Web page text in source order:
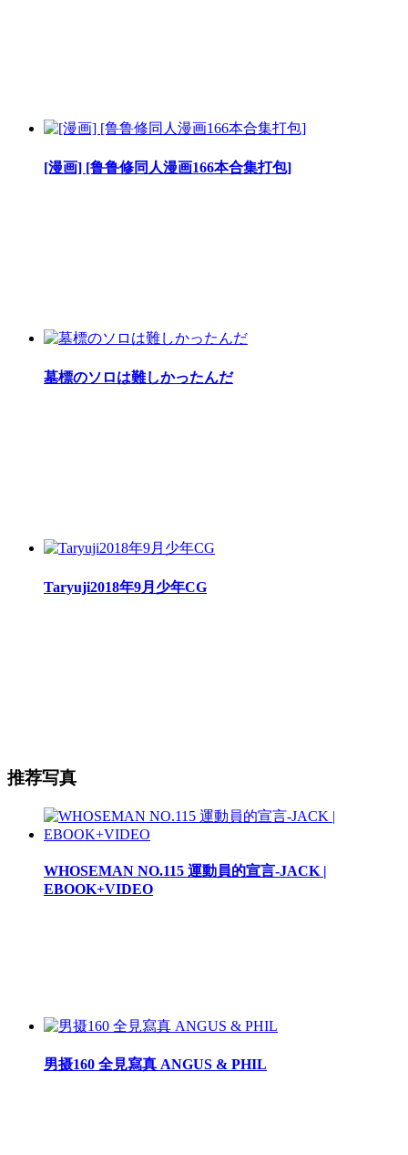
[漫画] [鲁鲁修同人漫画166本合集打包]
墓標のソロは難しかったんだ
Taryuji2018年9月少年CG
推荐写真
WHOSEMAN NO.115 運動員的宣言-JACK |
EBOOK+VIDEO
男摄160 全見寫真 ANGUS & PHIL